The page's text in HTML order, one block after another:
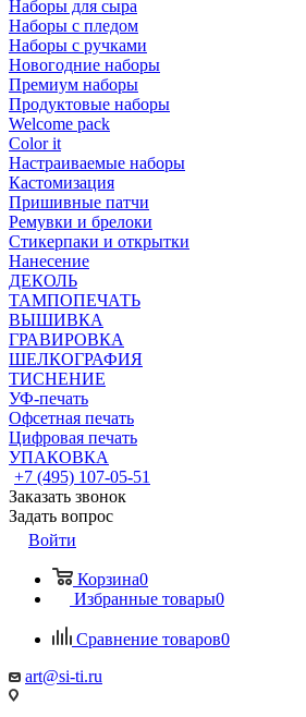
Наборы для сыра
Наборы с пледом
Наборы с ручками
Новогодние наборы
Премиум наборы
Продуктовые наборы
Welcome pack
Color it
Настраиваемые наборы
Кастомизация
Пришивные патчи
Ремувки и брелоки
Стикерпаки и открытки
Нанесение
ДЕКОЛЬ
ТАМПОПЕЧАТЬ
ВЫШИВКА
ГРАВИРОВКА
ШЕЛКОГРАФИЯ
ТИСНЕНИЕ
УФ-печать
Офсетная печать
Цифровая печать
УПАКОВКА
+7 (495) 107-05-51
Заказать звонок
Задать вопрос
Войти
Корзина0
Избранные товары0
Сравнение товаров0
art@si-ti.ru